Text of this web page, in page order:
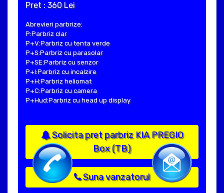
Pret : 360 Lei
Abrevieri parbrize:
P:Parbriz clar
P+V:Parbriz cu tenta verde
P+S:Parbriz cu parasolar
P+SE:Parbriz cu senzor
P+I:Parbriz cu incalzire
P+H:Parbriz heliomat
P+C:Parbriz cu camera
P+Hud:Parbriz cu head up display
Solicita pret parbriz KIA PREGIO
Box (TB)
Suna vanzatorul